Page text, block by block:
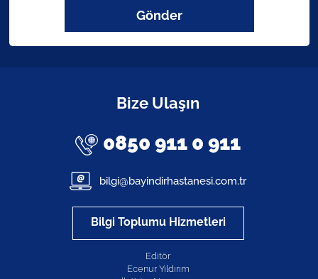
Gönder
Bize Ulaşın
0850 911 0 911
bilgi@bayindirhastanesi.com.tr
Bilgi Toplumu Hizmetleri
Editör
Ecenur Yıldırım